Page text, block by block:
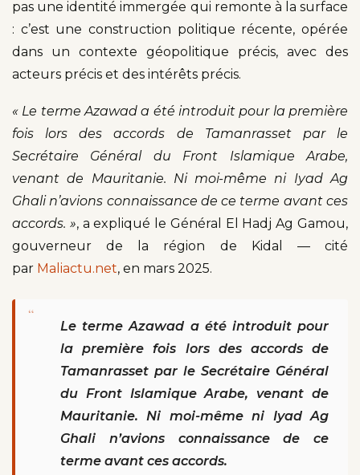
pas une identité immergée qui remonte à la surface
: c’est une construction politique récente, opérée
dans un contexte géopolitique précis, avec des
acteurs précis et des intérêts précis.
« Le terme Azawad a été introduit pour la première
fois lors des accords de Tamanrasset par le
Secrétaire Général du Front Islamique Arabe,
venant de Mauritanie. Ni moi-même ni Iyad Ag
Ghali n’avions connaissance de ce terme avant ces
accords. », a expliqué le Général El Hadj Ag Gamou,
gouverneur de la région de Kidal — cité
par Maliactu.net, en mars 2025.
“
Le terme Azawad a été introduit pour
la première fois lors des accords de
Tamanrasset par le Secrétaire Général
du Front Islamique Arabe, venant de
Mauritanie. Ni moi-même ni Iyad Ag
Ghali n’avions connaissance de ce
terme avant ces accords.